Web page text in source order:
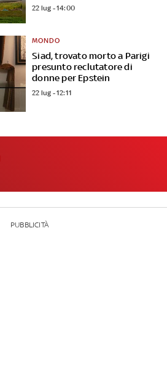
22 lug - 14:00
Siad, trovato morto a Parigi
presunto reclutatore di
donne per Epstein
MONDO
22 lug - 12:11
PUBBLICITÀ